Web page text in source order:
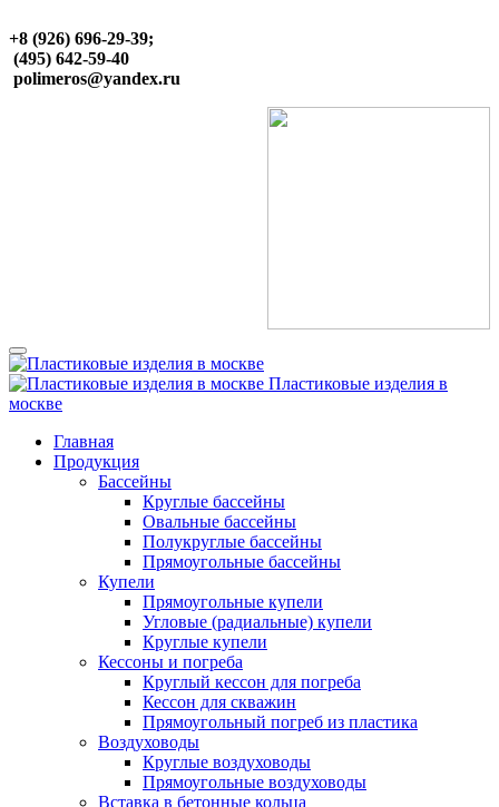
+8 (926) 696-29-39;
(495) 642-59-40
polimeros@yandex.ru
Пластиковые изделия в
москве
Главная
Продукция
Бассейны
Круглые бассейны
Овальные бассейны
Полукруглые бассейны
Прямоугольные бассейны
Купели
Прямоугольные купели
Угловые (радиальные) купели
Круглые купели
Кессоны и погреба
Круглый кессон для погреба
Кессон для скважин
Прямоугольный погреб из пластика
Воздуховоды
Круглые воздуховоды
Прямоугольные воздуховоды
Вставка в бетонные кольца